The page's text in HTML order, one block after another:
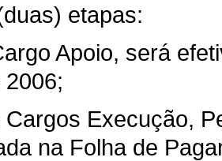
etapas:
Apoio, será
Cargos Execução,
na Folha de